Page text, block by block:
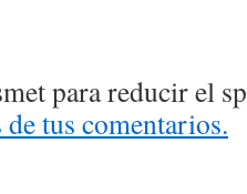
para reducir el
tus comentarios.